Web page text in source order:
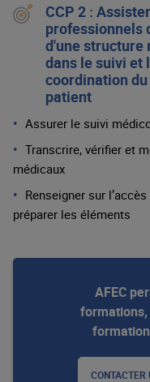
CCP 2 :
professionnels
d'une structure
dans le suivi et
coordination
patient
Assurer le suivi
Transcrire, vérifier et
médicaux​
Renseigner sur
préparer les éléments
AFEC
CONTACTER